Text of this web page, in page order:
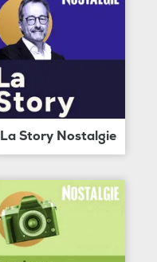
La Story Nostalgie